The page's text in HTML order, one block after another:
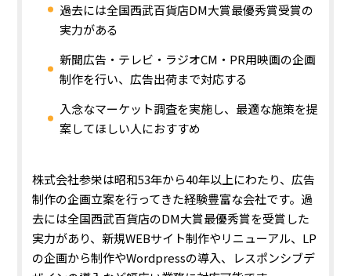
過去には全国西武百貨店DM大賞最優秀賞受賞の
実力がある
新聞広告・テレビ・ラジオCM・PR用映画の企画
制作を行い、広告出荷まで対応する
入念なマーケット調査を実施し、最適な施策を提
案してほしい人におすすめ
株式会社参栄は昭和53年から40年以上にわたり、広告
制作の企画立案を行ってきた経験豊富な会社です。過
去には全国西武百貨店のDM大賞最優秀賞を受賞した
実力があり、 新規WEBサイト制作やリニューアル、LP
の企画から制作やWordpressの導入、レスポンシブデ